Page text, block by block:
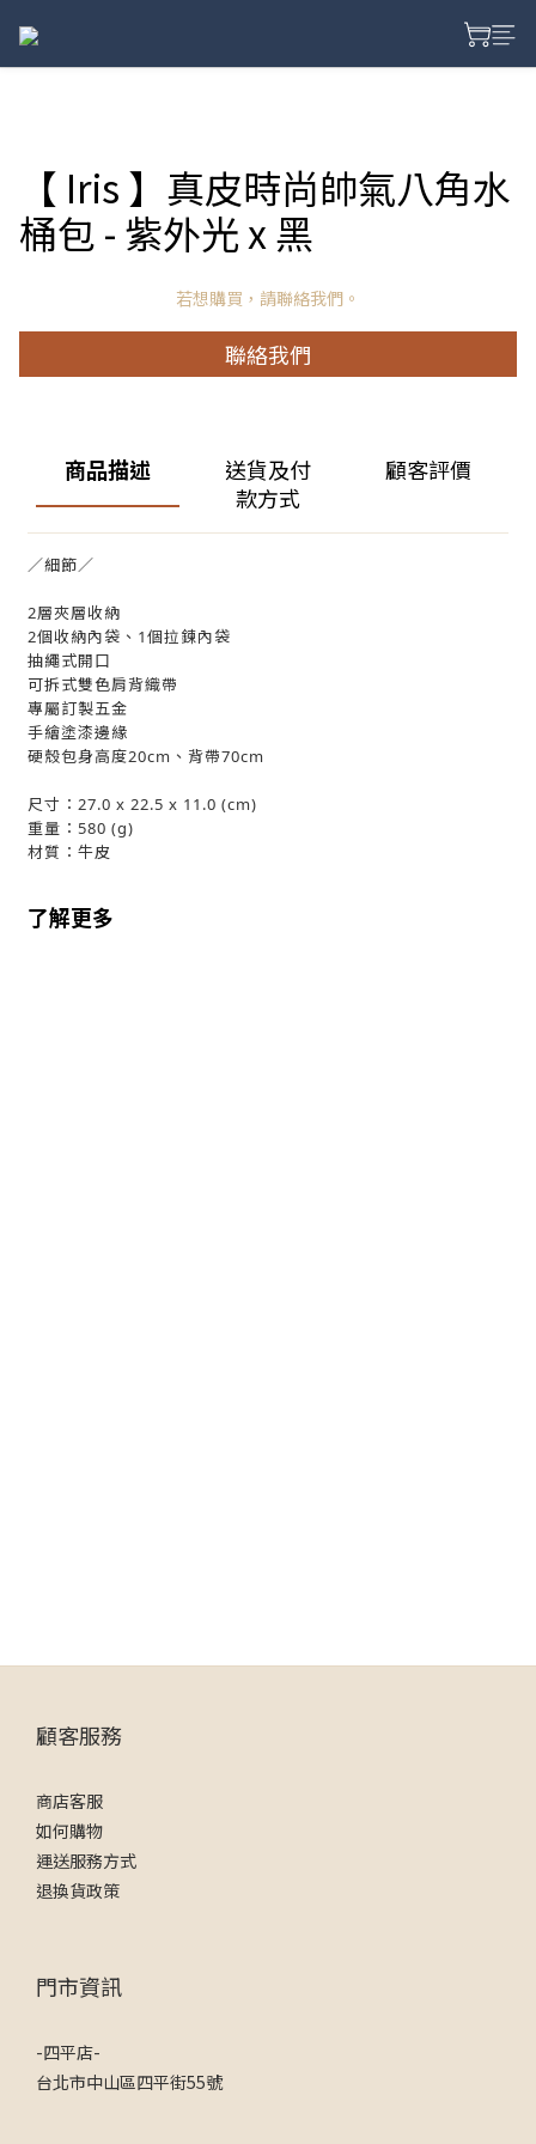
【 Iris 】真皮時尚帥氣八角水
桶包 - 紫外光 x 黑
若想購買，請聯絡我們。
聯絡我們
商品描述
送貨及付
款方式
顧客評價
／細節／
2層夾層收納
2個收納內袋、1個拉鍊內袋
抽繩式開口
可拆式雙色肩背織帶
專屬訂製五金
手繪塗漆邊緣
硬殼包身高度20cm、背帶70cm
尺寸：27.0 x 22.5 x 11.0 (cm)
重量：580 (g)
材質：牛皮
了解更多
顧客服務
商店客服
如何購物
運送服務方式
退換貨政策
門市資訊
-四平店-
台北市中山區四平街55號